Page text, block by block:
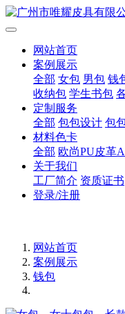
网站首页
案例展示
全部 女包 男包 钱
收纳包 学生书包
定制服务
全部 包包设计 包
材料色卡
全部 欧尚PU皮革
关于我们
工厂简介 资质证书
登录/注册
网站首页
案例展示
钱包